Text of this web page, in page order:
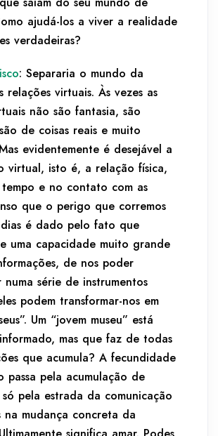
ajudá-los a viver a realidade
verdadeiras?
: Separaria o mundo da
relações virtuais. Às vezes as
não são fantasia, são
de coisas reais e muito
evidentemente é desejável a
virtual, isto é, a relação física,
e no contato com as
que o perigo que corremos
dias é dado pelo fato que
uma capacidade muito grande
de nos poder
numa série de instrumentos
podem transformar-nos em
Um “jovem museu” está
mas que faz de todas
que acumula? A fecundidade
passa pela acumulação de
pela estrada da comunicação
na mudança concreta da